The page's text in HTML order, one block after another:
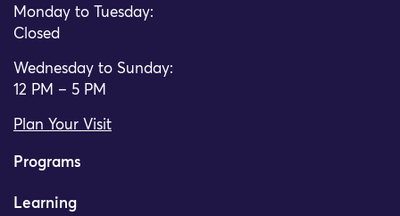
Monday to Tuesday:
Closed
Wednesday to Sunday:
12 PM – 5 PM
Plan Your Visit
Programs
Learning